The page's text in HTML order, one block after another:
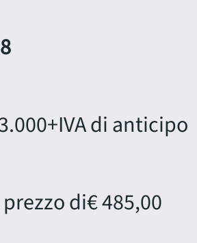
+IVA di anticipo
di€ 485,00